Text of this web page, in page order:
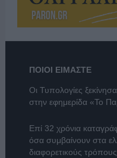
ΠΟΙΟΙ ΕΙΜΑΣΤΕ
Οι Τυπολογίες
στην εφημερίδα «Το
Επί 32 χρόνια
όσα συμβαίνουν στα
διαφορετικούς